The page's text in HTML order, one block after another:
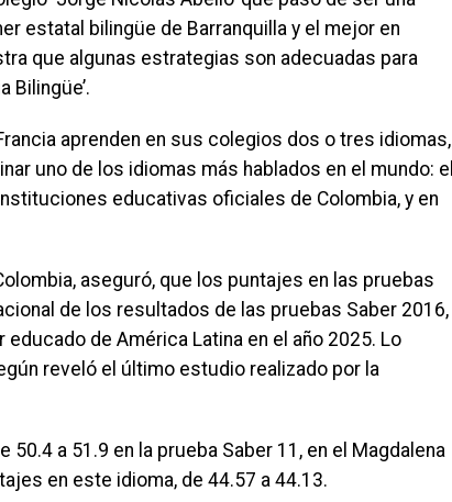
estatal bilingüe de Barranquilla y el mejor en
que algunas estrategias son adecuadas para
Bilingüe’.
aprenden en sus colegios dos o tres idiomas,
uno de los idiomas más hablados en el mundo: el
educativas oficiales de Colombia, y en
aseguró, que los puntajes en las pruebas
de los resultados de las pruebas Saber 2016,
de América Latina en el año 2025. Lo
reveló el último estudio realizado por la
a 51.9 en la prueba Saber 11, en el Magdalena
en este idioma, de 44.57 a 44.13.